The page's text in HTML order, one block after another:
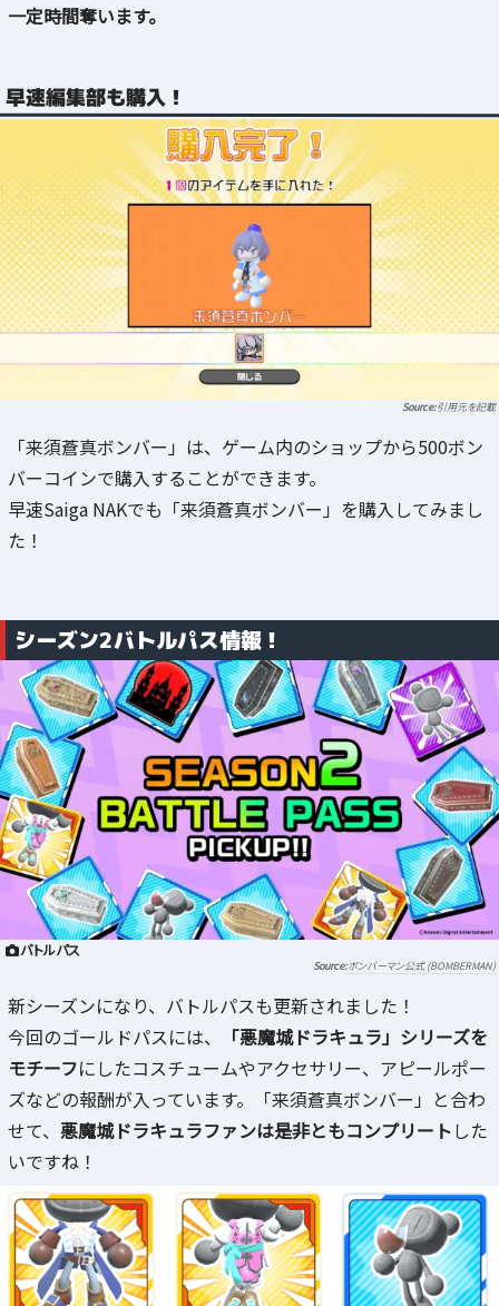
一定時間奪います。
早速編集部も購入！
引用元を記載
「来須蒼真ボンバー」は、ゲーム内のショップから500ボン
バーコインで購入することができます。
早速Saiga NAKでも「来須蒼真ボンバー」を購入してみまし
た！
シーズン2バトルパス情報！
バトルパス
ボンバーマン公式 (BOMBERMAN)
新シーズンになり、バトルパスも更新されました！
今回のゴールドパスには、
「悪魔城ドラキュラ」シリーズを
モチーフにしたコスチュームやアクセサリー、アピールポー
ズなどの報酬が入っています。「来須蒼真ボンバー」と合わ
せて、 悪魔城ドラキュラファンは是非ともコンプリートした
いですね！